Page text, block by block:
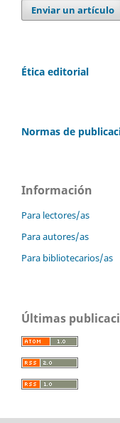
Enviar un artículo
Ética editorial
Normas de
Información
Para lectores/as
Para autores/as
Para bibliotecarios/as
Últimas